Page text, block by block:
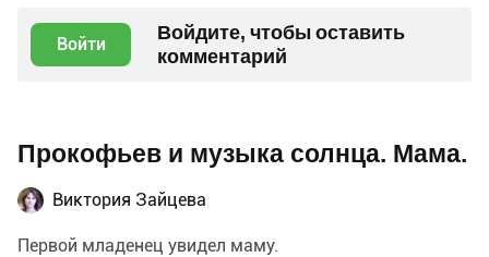
Войти
Войдите, чтобы оставить
комментарий
Прокофьев и музыка солнца. Мама.
Виктория Зайцева
Первой младенец увидел маму.